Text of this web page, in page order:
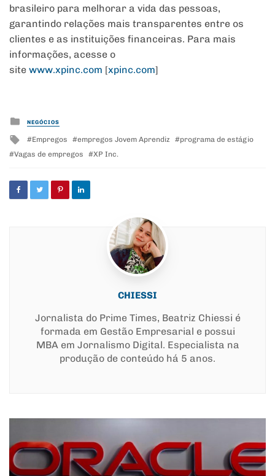
brasileiro para melhorar a vida das pessoas,
garantindo relações mais transparentes entre os
clientes e as instituições financeiras. Para mais
informações, acesse o
site www.xpinc.com [xpinc.com]
Posted
in
NEGÓCIOS
Tagged
with
Empregos empregos Jovem Aprendiz
programa de estágio
Vagas de empregos
XP Inc.
CHIESSI
Jornalista do Prime Times, Beatriz Chiessi é
formada em Gestão Empresarial e possui
MBA em Jornalismo Digital. Especialista na
produção de conteúdo há 5 anos.